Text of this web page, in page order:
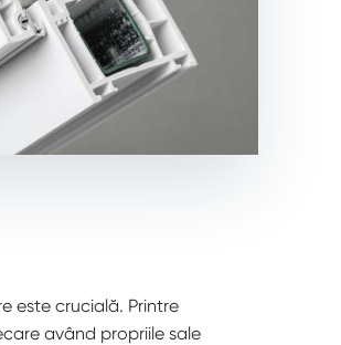
este crucială. Printre
având propriile sale